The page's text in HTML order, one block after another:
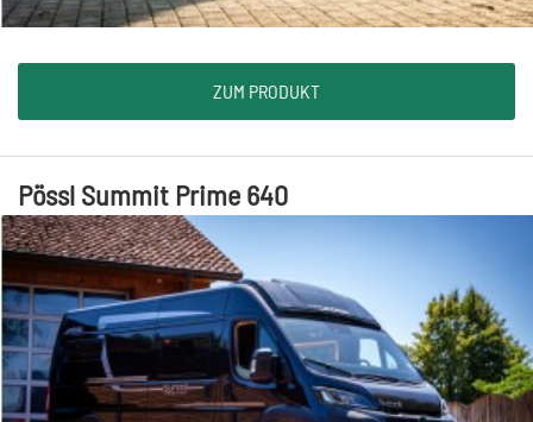
ZUM PRODUKT
Pössl Summit Prime 640